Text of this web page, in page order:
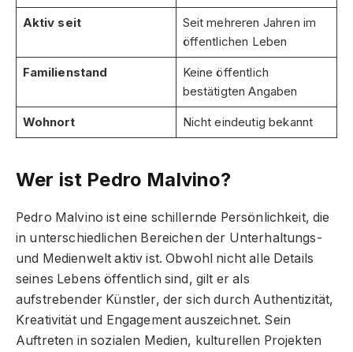
Aktiv seit
Seit mehreren Jahren im
öffentlichen Leben
Familienstand
Keine öffentlich
bestätigten Angaben
Wohnort Nicht eindeutig bekannt
Wer ist Pedro Malvino?
Pedro Malvino ist eine schillernde Persönlichkeit, die
in unterschiedlichen Bereichen der Unterhaltungs-
und Medienwelt aktiv ist. Obwohl nicht alle Details
seines Lebens öffentlich sind, gilt er als
aufstrebender Künstler, der sich durch Authentizität,
Kreativität und Engagement auszeichnet. Sein
Auftreten in sozialen Medien, kulturellen Projekten